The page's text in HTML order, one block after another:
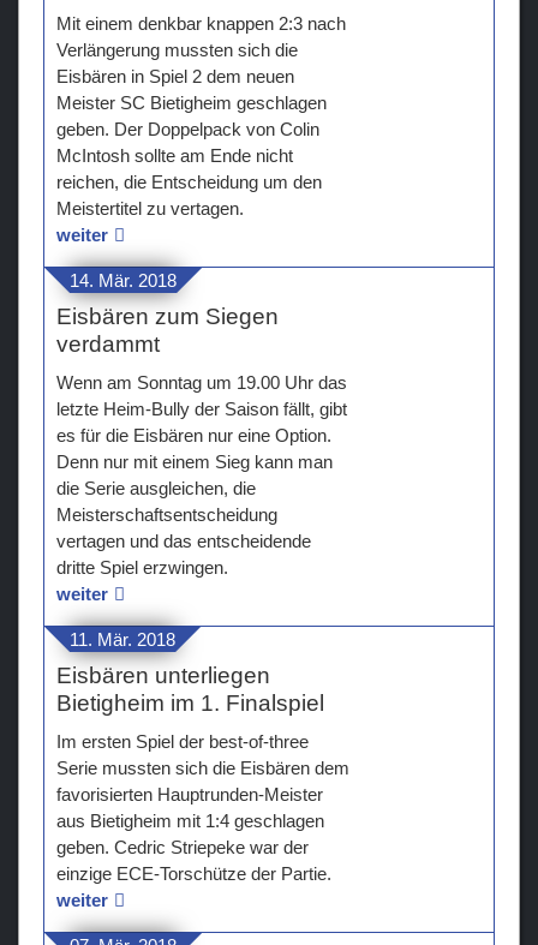
2018-2019
2017-2018
2016-2017
Teams
Verein
Sponsoren / Partner
Fanzone
Mit einem denkbar knappen 2:3 nach
Verlängerung mussten sich die
Eisbären in Spiel 2 dem neuen
Meister SC Bietigheim geschlagen
geben. Der Doppelpack von Colin
McIntosh sollte am Ende nicht
reichen, die Entscheidung um den
Meistertitel zu vertagen.
weiter
14. Mär. 2018
Eisbären zum Siegen
verdammt
Wenn am Sonntag um 19.00 Uhr das
letzte Heim-Bully der Saison fällt, gibt
es für die Eisbären nur eine Option.
Denn nur mit einem Sieg kann man
die Serie ausgleichen, die
Meisterschaftsentscheidung
vertagen und das entscheidende
dritte Spiel erzwingen.
weiter
11. Mär. 2018
Eisbären unterliegen
Bietigheim im 1. Finalspiel
Im ersten Spiel der best-of-three
Serie mussten sich die Eisbären dem
favorisierten Hauptrunden-Meister
aus Bietigheim mit 1:4 geschlagen
geben. Cedric Striepeke war der
einzige ECE-Torschütze der Partie.
weiter